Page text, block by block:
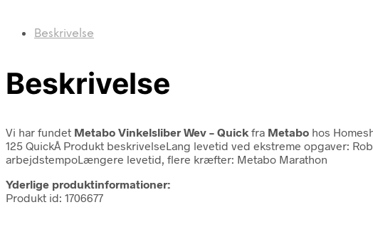
Beskrivelse
Beskrivelse
Vi har fundet Metabo Vinkelsliber Wev – Quick fra Metabo hos
125 QuickÂ Produkt beskrivelseLang levetid ved ekstreme opgaver:
arbejdstempoLængere levetid, flere kræfter: Metabo Marathon
Yderlige produktinformationer:
Produkt id: 1706677